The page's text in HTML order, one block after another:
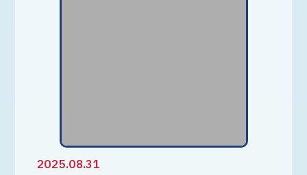
2025.08.31